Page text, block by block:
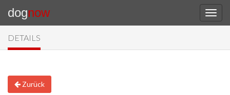
dognow
DETAILS
Zurück